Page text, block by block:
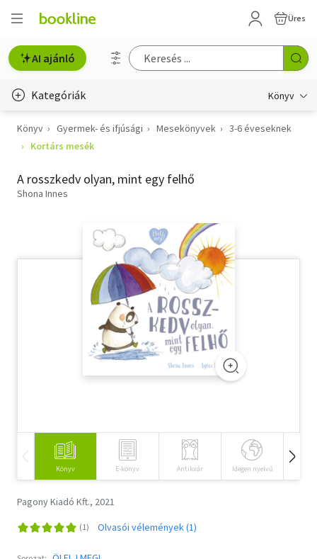
Üres
AI ajánló
Kategóriák Könyv
Életmód, egészség
Gyermek- és ifjúsági
Szótár, nyelvkönyv
Tankönyv, segédkönyv
Természettudomány
Történelem
Könyv Gyermek- és ifjúsági Mesekönyvek
3-6 éveseknek
Kortárs mesék
A rosszkedv olyan, mint egy felhő
Shona Innes
Könyv E-könyv Antikvár Idegen nyelvű
Pagony Kiadó Kft., 2021
Olvasói vélemények (1)